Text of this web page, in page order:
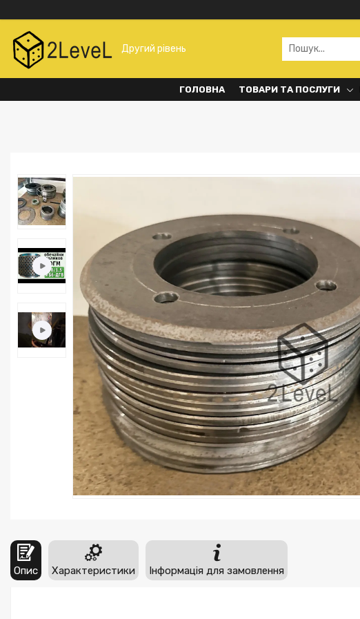
Другий рівень
ГОЛОВНА ТОВАРИ ТА ПОСЛУГИ
Опис Характеристики Інформація для замовлення